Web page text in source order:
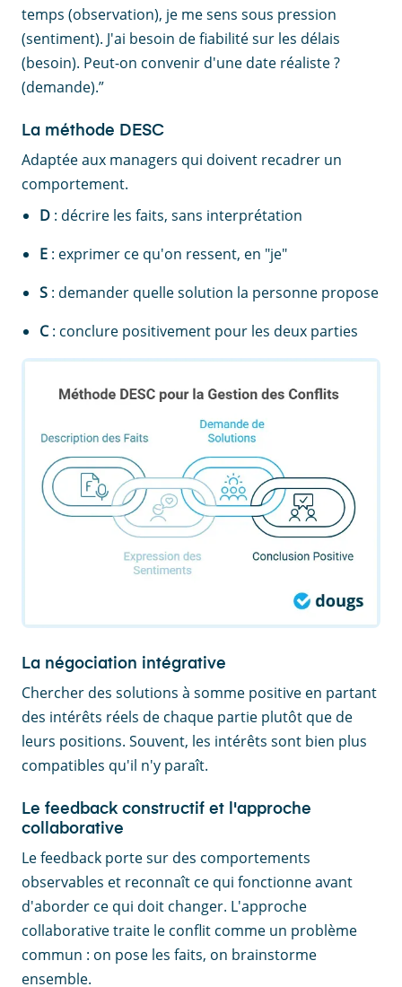
temps (observation), je me sens sous pression
(sentiment). J'ai besoin de fiabilité sur les délais
(besoin). Peut-on convenir d'une date réaliste ?
(demande).”
La méthode DESC
Adaptée aux managers qui doivent recadrer un
comportement.
D : décrire les faits, sans interprétation
E : exprimer ce qu'on ressent, en "je"
S : demander quelle solution la personne propose
C: conclure positivement pour les deux parties
La négociation intégrative
Chercher des solutions à somme positive en partant
des intérêts réels de chaque partie plutôt que de
leurs positions. Souvent, les intérêts sont bien plus
compatibles qu'il n'y paraît.
Le feedback constructif et l'approche
collaborative
Le feedback porte sur des comportements
observables et reconnaît ce qui fonctionne avant
d'aborder ce qui doit changer. L'approche
collaborative traite le conflit comme un problème
commun : on pose les faits, on brainstorme
ensemble.